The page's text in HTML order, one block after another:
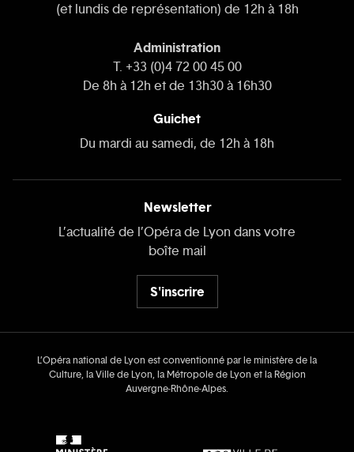
(et lundis de représentation) de 12h à 18h
Administration
T. +33 (0)4 72 00 45 00
De 8h à 12h et de 13h30 à 16h30
Guichet
Du mardi au samedi, de 12h à 18h
Newsletter
L’actualité de l’Opéra de Lyon dans votre
boîte mail
S'inscrire
L’Opéra national de Lyon est conventionné par le ministère de la
Culture, la Ville de Lyon, la Métropole de Lyon et la Région
Auvergne‑Rhône‑Alpes.